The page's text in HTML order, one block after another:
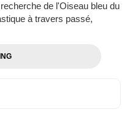
de l'Oiseau bleu du
à travers passé,